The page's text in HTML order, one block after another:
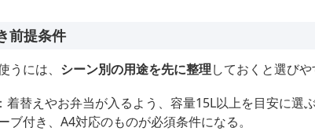
前提条件
うには、 シーン別の用途を先に整理しておくと選びや
：着替えやお弁当が入るよう、容量15L以上を目安に選ぶ
ブ付き、A4対応のものが必須条件になる。